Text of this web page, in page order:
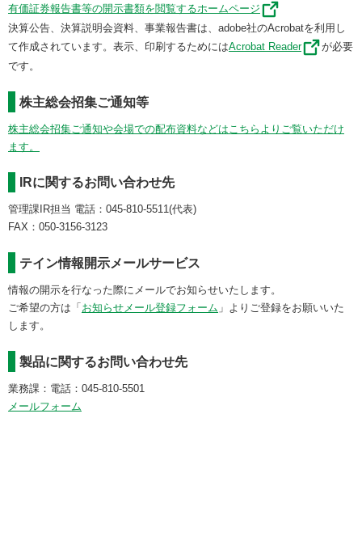
有価証券報告書等の開示書類を閲覧するホームページ
決算公告、決算説明会資料、事業報告書は、adobe社のAcrobatを利用し
て作成されています。表示、印刷するためにはAcrobat Reader
が必要
です。
株主総会招集ご通知等
株主総会招集ご通知や会場での配布資料などはこちらよりご覧いただけ
ます。
IRに関するお問い合わせ先
管理課IR担当 電話：045-810-5511(代表)
FAX：050-3156-3123
テイン情報開示メールサービス
情報の開示を行なった際にメールでお知らせいたします。
ご希望の方は「 お知らせメール登録フォーム 」よりご登録をお願いいた
します。
製品に関するお問い合わせ先
業務課：電話：045-810-5501
メールフォーム